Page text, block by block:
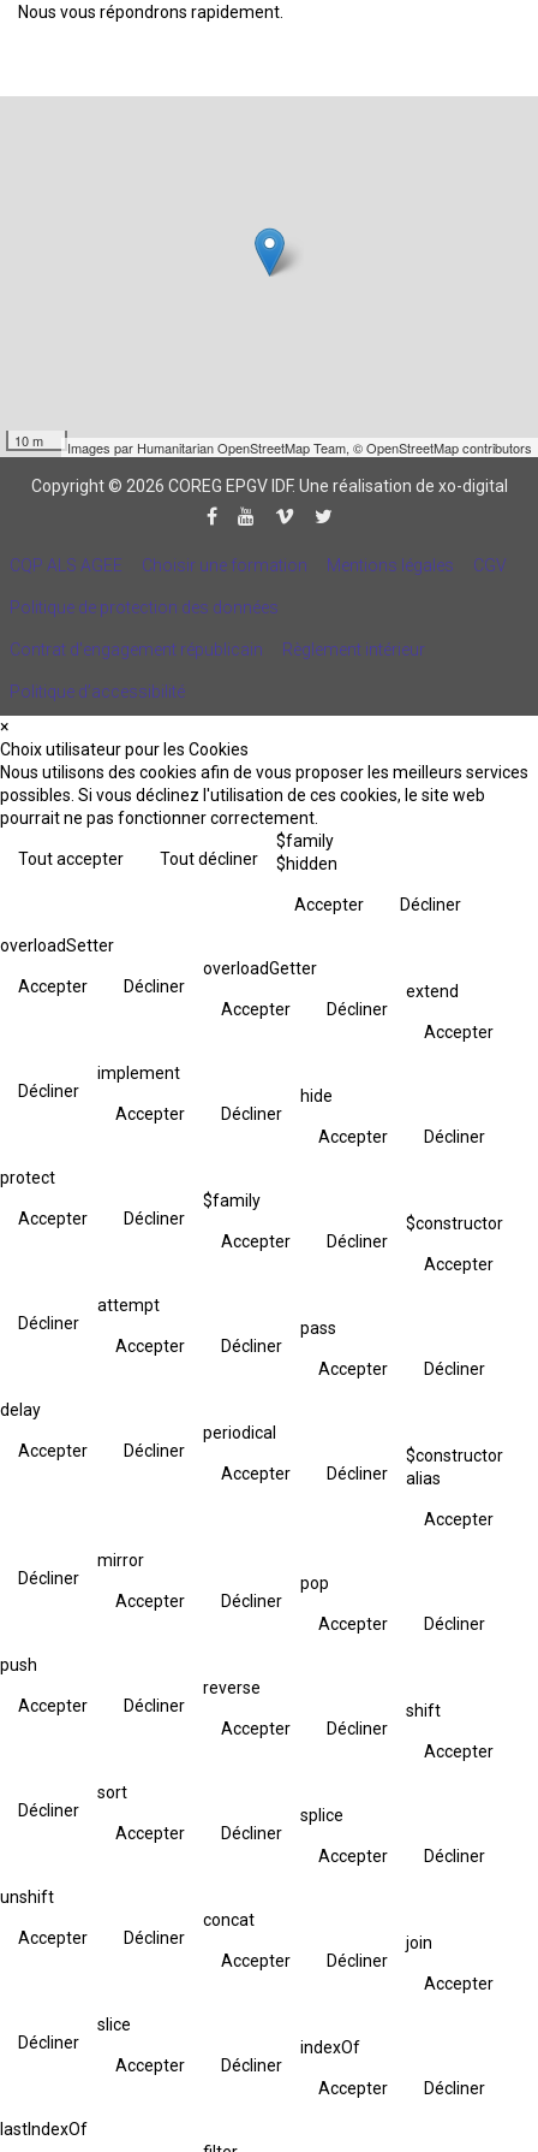
Nous vous répondrons rapidement.
10 m Images par Humanitarian OpenStreetMap Team, © OpenStreetMap contributors
Copyright © 2026 COREG EPGV IDF. Une réalisation de xo-digital
CQP ALS AGEE Choisir une formation Mentions légales CGV
Politique de protection des données
Contrat d'engagement républicain Règlement intérieur
Politique d’accessibilité
×
Choix utilisateur pour les Cookies
Nous utilisons des cookies afin de vous proposer les meilleurs services
possibles. Si vous déclinez l'utilisation de ces cookies, le site web
pourrait ne pas fonctionner correctement.
Tout accepter Tout décliner
$family
$hidden
Accepter Décliner
overloadSetter
Accepter Décliner
overloadGetter
Accepter Décliner
extend
Accepter
Décliner
implement
Accepter Décliner
hide
Accepter Décliner
protect
Accepter Décliner
$family
Accepter Décliner
$constructor
Accepter
Décliner
attempt
Accepter Décliner
pass
Accepter Décliner
delay
Accepter Décliner
periodical
Accepter Décliner
$constructor
alias
Accepter
Décliner
mirror
Accepter Décliner
pop
Accepter Décliner
push
Accepter Décliner
reverse
Accepter Décliner
shift
Accepter
Décliner
sort
Accepter Décliner
splice
Accepter Décliner
unshift
Accepter Décliner
concat
Accepter Décliner
join
Accepter
Décliner
slice
Accepter Décliner
indexOf
Accepter Décliner
lastIndexOf